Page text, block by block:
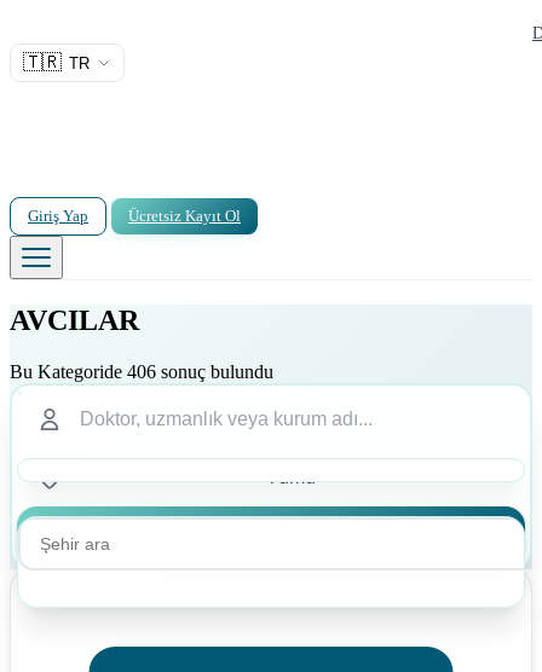
🇹🇷 TR
Giriş Yap Ücretsiz Kayıt Ol
AVCILAR
Bu Kategoride 406 sonuç bulundu